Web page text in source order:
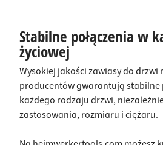
Stabilne połączenia w
życiowej
Wysokiej jakości zawiasy do drzwi
producentów gwarantują stabilne
każdego rodzaju drzwi,
zastosowania, rozmiaru i ciężaru.